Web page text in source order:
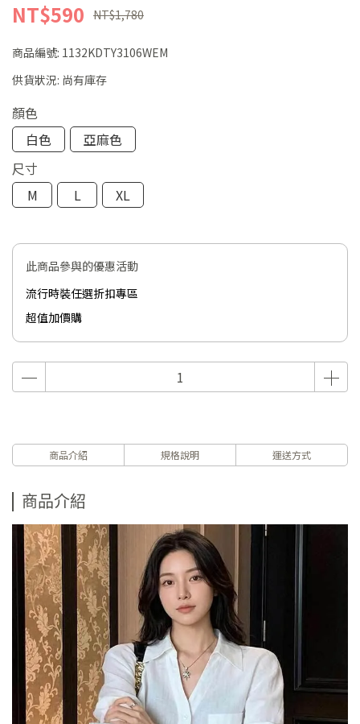
NT$590 NT$1,780
商品編號: 1132KDTY3106WEM
供貨狀況: 尚有庫存
顏色
白色
亞麻色
尺寸
M
L XL
此商品參與的優惠活動
流行時裝任選折扣專區
超值加價購
商品介紹 規格說明 運送方式
商品介紹